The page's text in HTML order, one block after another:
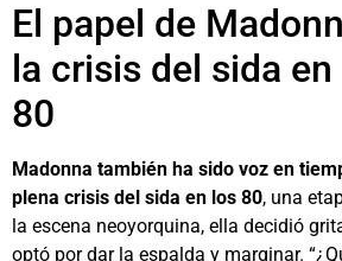
El papel de
la crisis del sida
80
Madonna también ha sido voz en
plena crisis del sida en los 80, una
la escena neoyorquina, ella decidió
optó por dar la espalda y marginar.